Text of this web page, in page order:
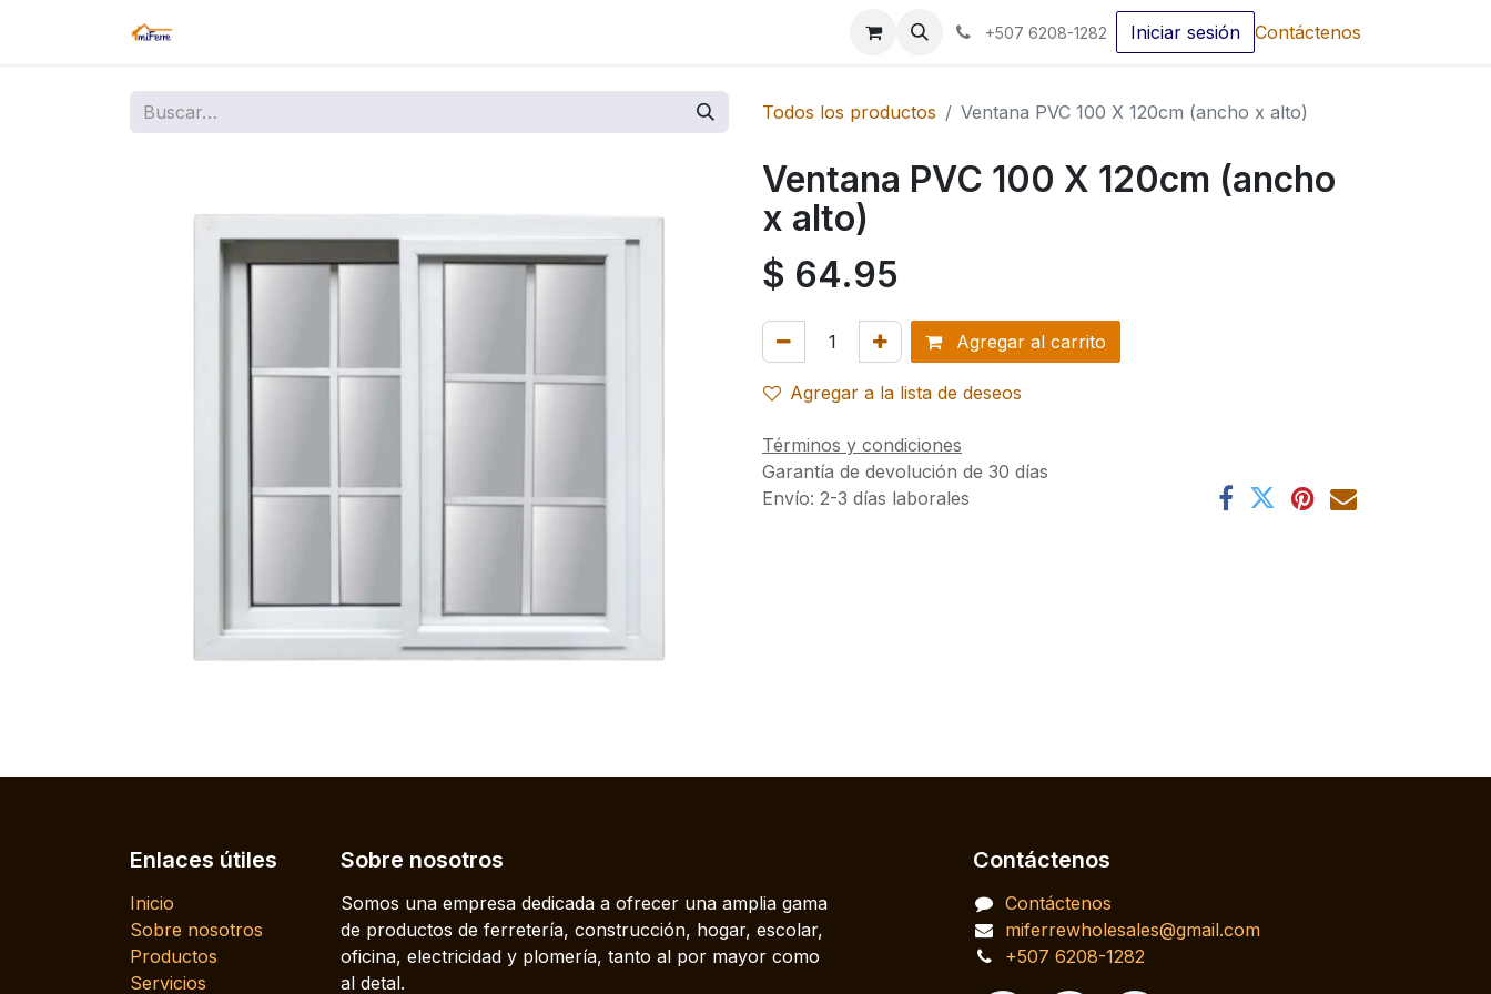
+507 6208-1282 Iniciar sesión Contáctenos
Todos los productos Ventana PVC 100 X 120cm (ancho x alto)
Ventana PVC 100 X 120cm (ancho
x alto)
$ 64.95
Agregar al carrito
Agregar a la lista de deseos
Términos y condiciones
Garantía de devolución de 30 días
Envío: 2-3 días laborales
Enlaces útiles
Inicio
Sobre nosotros
Productos
Servicios
Sobre nosotros
Somos una empresa dedicada a ofrecer una amplia gama
de productos de ferretería, construcción, hogar, escolar,
oficina, electricidad y plomería, tanto al por mayor como
al detal.
Contáctenos
Contáctenos
miferrewholesales@gmail.com
+507 6208-1282